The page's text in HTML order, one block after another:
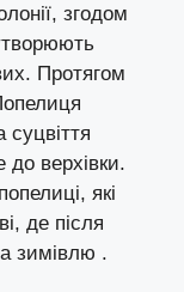
згодом
Протягом
суцвіття
до верхівки.
які
де після
зимівлю .